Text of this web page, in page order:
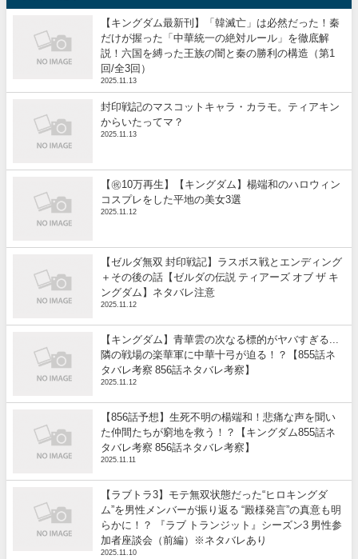
【キングダム最新刊】「韓滅亡」は必然だった！秦
だけが握った「中華統一の絶対ルール」を徹底解
説！六国を縛った王族の闇と秦の勝利の構造（第1
回/全3回）
2025.11.13
封印戦記のマスコットキャラ・カラモ。ティアキン
からいたってマ？
2025.11.13
【㊗️10万再生】【キングダム】楊端和のハロウィン
コスプレをした平地の美女3選
2025.11.12
【ゼルダ無双 封印戦記】ラスボス戦とエンディング
＋その後の話【ゼルダの伝説 ティアーズ オブ ザ キ
ングダム】ネタバレ注意
2025.11.12
【キングダム】青華雲の次なる標的がヤバすぎる...
隣の戦場の楽華軍に中華十弓が迫る！？【855話ネ
タバレ考察 856話ネタバレ考察】
2025.11.12
【856話予想】生死不明の楊端和！悲痛な声を聞い
た仲間たちが窮地を救う！？【キングダム855話ネ
タバレ考察 856話ネタバレ考察】
2025.11.11
【ラブトラ3】モテ無双状態だった“ヒロキングダ
ム”を男性メンバーが振り返る “殿様発言”の真意も明
らかに！？ 『ラブ トランジット』シーズン3 男性参
加者座談会（前編）※ネタバレあり
2025.11.10